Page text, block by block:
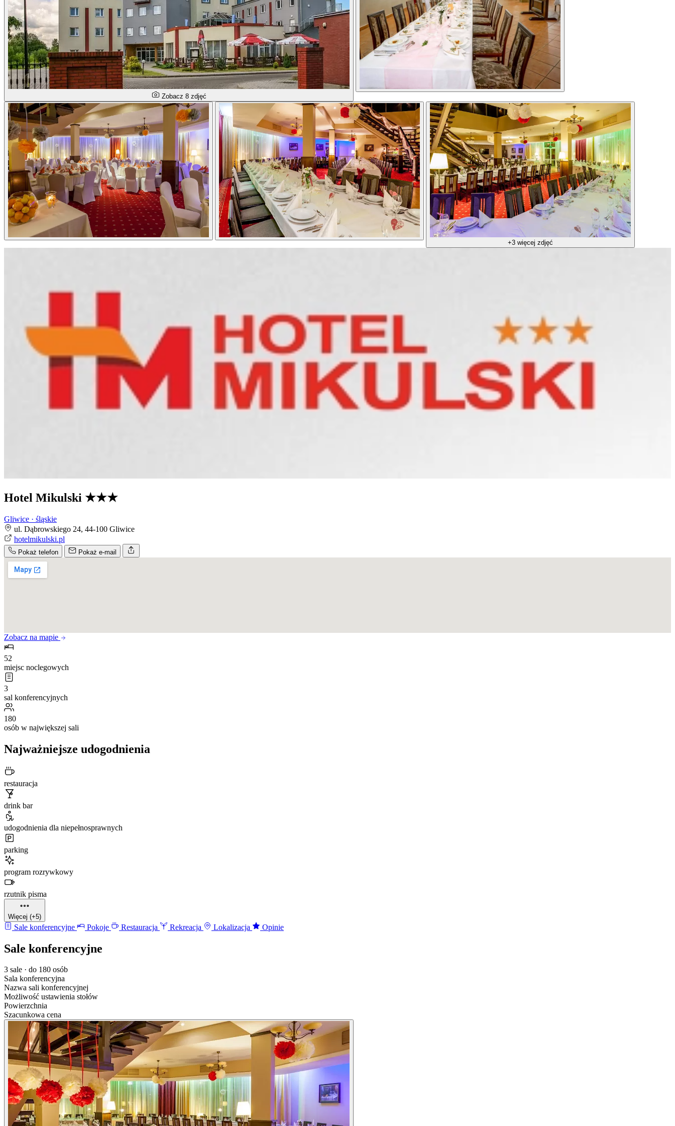
Zobacz 8 zdjęć
+3 więcej zdjęć
Hotel Mikulski ★★★
Gliwice · śląskie
ul. Dąbrowskiego 24, 44-100 Gliwice
hotelmikulski.pl
Pokaż telefon Pokaż e-mail
Zobacz na mapie
52
miejsc noclegowych
3
sal konferencyjnych
180
osób w największej sali
Najważniejsze udogodnienia
restauracja
drink bar
udogodnienia dla niepełnosprawnych
parking
program rozrywkowy
rzutnik pisma
Więcej (+5)
Sale konferencyjne Pokoje Restauracja Rekreacja Lokalizacja Opinie
Sale konferencyjne
3 sale · do 180 osób
Sala konferencyjna
Nazwa sali konferencyjnej
Możliwość ustawienia stołów
Powierzchnia
Szacunkowa cena